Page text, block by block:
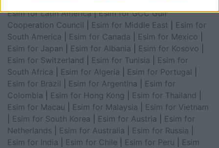
Esim for Latin America|Esim for GCC Gulf
Cooperation Council
Esim for Middle East
Esim for
South America
Esim for Canada Esim for Mexico
Esim for Japan
Esim for Albania Esim for Kosovo
Esim for Switzerland
Esim for Tunisia
Esim for
South Africa
Esim for Algeria Esim for Portugal
Esim for Brazil
Esim for Argentina
Esim for
Colombia
Esim for Hong Kong Esim for Thailand
Esim for Macau
Esim for Malaysia
Esim for Vietnam
Esim for South Korea Esim for Austria
Esim for
Netherlands
Esim for Australia Esim for Russia
Esim for India
Esim for Chile Esim for Peru
Esim